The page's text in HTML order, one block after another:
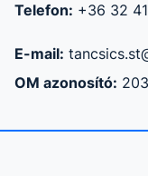
Telefon: +36 32
E-mail:
OM azonosító: